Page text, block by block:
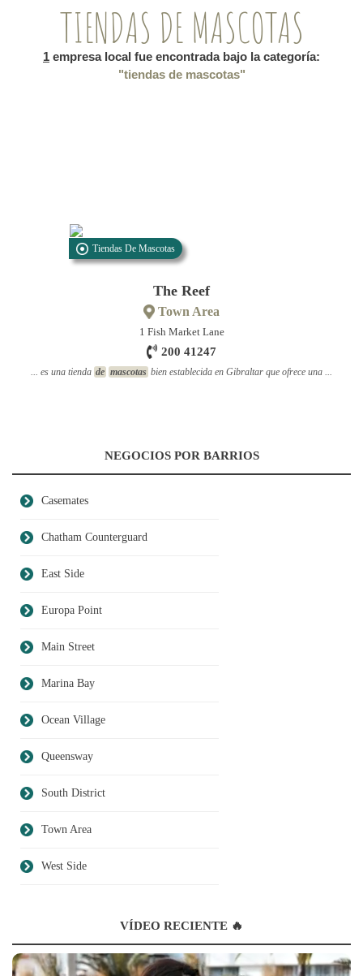
TIENDAS DE MASCOTAS
1 empresa local fue encontrada bajo la categoría:
"tiendas de mascotas"
Tiendas De Mascotas
The Reef
Town Area
1 Fish Market Lane
200 41247
... es una tienda de mascotas bien establecida en Gibraltar que ofrece una ...
NEGOCIOS POR BARRIOS
Casemates
Chatham Counterguard
East Side
Europa Point
Main Street
Marina Bay
Ocean Village
Queensway
South District
Town Area
West Side
VÍDEO RECIENTE 🔥